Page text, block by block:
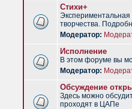
Стихи+
творчества.
Модератор:
Исполнение
В этом форуме вы
Модератор:
Обсуждение
Здесь можно
проходят в ЦАПе